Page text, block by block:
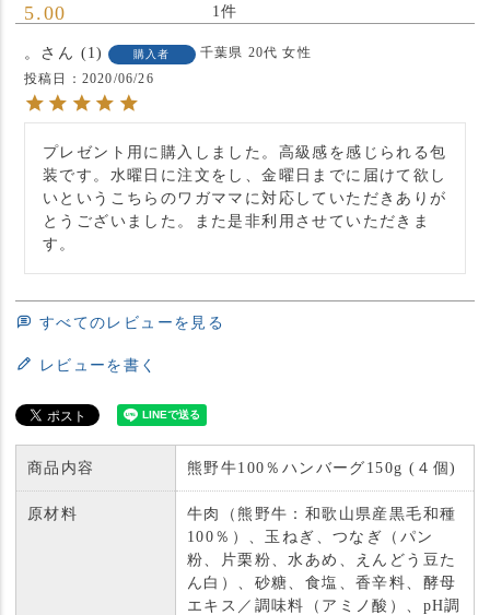
5.00 1
。 1 購入者 千葉県 20代 女性
投稿日
2020/06/26
プレゼント用に購入しました。高級感を感じられる包
装です。水曜日に注文をし、金曜日までに届けて欲し
いというこちらのワガママに対応していただきありが
とうございました。また是非利用させていただきま
す。
すべてのレビューを見る
レビューを書く
商品内容 熊野牛100％ハンバーグ150g (４個)
原材料
牛肉（熊野牛：和歌山県産黒毛和種
100％）、玉ねぎ、つなぎ（パン
粉、片栗粉、水あめ、えんどう豆た
ん白）、砂糖、食塩、香辛料、酵母
エキス／調味料（アミノ酸）、pH調